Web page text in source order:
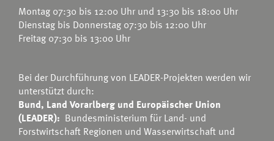
Montag 07:30 bis 12:00 Uhr und 13:30 bis 18:00 Uhr
Dienstag bis Donnerstag 07:30 bis 12:00 Uhr
Freitag 07:30 bis 13:00 Uhr
Bei der Durchführung von LEADER-Projekten werden wir
unterstützt durch:
Bund, Land Vorarlberg und Europäischer Union
(LEADER): Bundesministerium für Land- und
Forstwirtschaft Regionen und Wasserwirtschaft und